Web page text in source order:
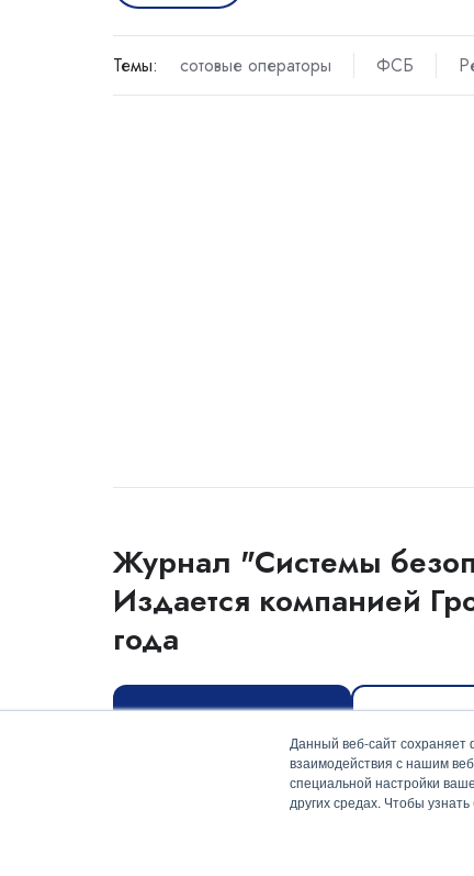
Данный веб-сайт
взаимодействия с нашим
специальной настройки
других средах. Чтобы
Темы: сотовые операторы ФСБ
Журнал "Системы
Издается компанией
года
Оформить подписку Скачать